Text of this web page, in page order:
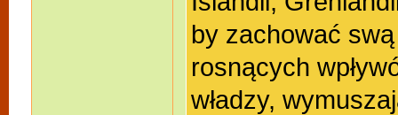
by zachować
rosnących
władzy,